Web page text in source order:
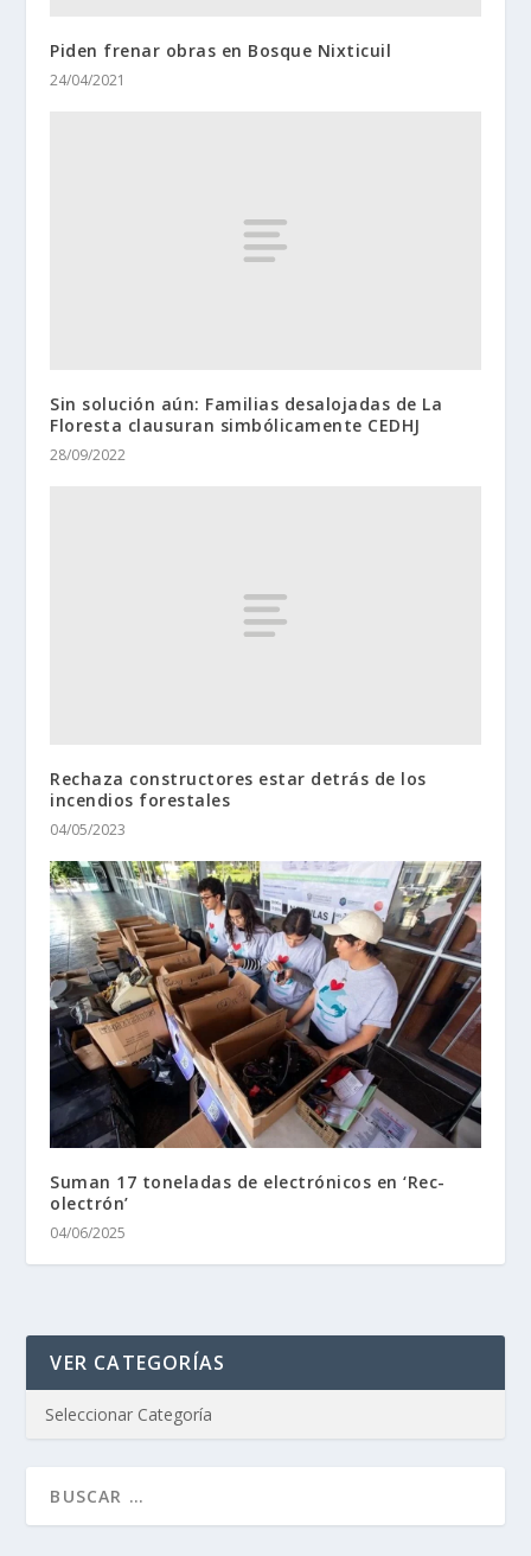
Piden frenar obras en Bosque Nixticuil
24/04/2021
Sin solución aún: Familias desalojadas de La
Floresta clausuran simbólicamente CEDHJ
28/09/2022
Rechaza constructores estar detrás de los
incendios forestales
04/05/2023
Suman 17 toneladas de electrónicos en ‘Rec-
olectrón’
04/06/2025
VER CATEGORÍAS